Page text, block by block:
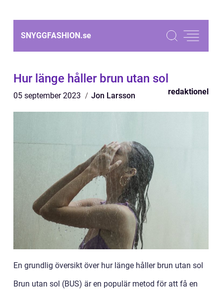
SNYGGFASHION.se
Hur länge håller brun utan sol
05 september 2023 Jon Larsson redaktionel
En grundlig översikt över hur länge håller brun utan sol
Brun utan sol (BUS) är en populär metod för att få en